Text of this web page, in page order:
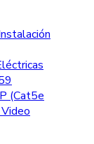
(Cat5e